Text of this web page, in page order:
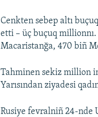
Cenkten sebep altı
etti – üç buçuq
Macaristanğa, 470 biñ
Tahminen sekiz million
Yarısından ziyadesi
Rusiye fevralniñ 24-nde